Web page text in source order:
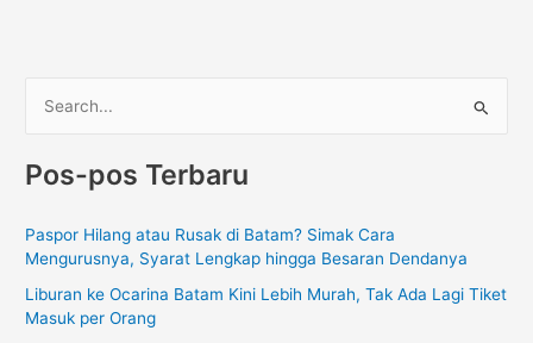
r
u
t
Pos-pos Terbaru
Paspor Hilang atau Rusak di Batam? Simak Cara
Mengurusnya, Syarat Lengkap hingga Besaran Dendanya
Liburan ke Ocarina Batam Kini Lebih Murah, Tak Ada Lagi Tiket
Masuk per Orang